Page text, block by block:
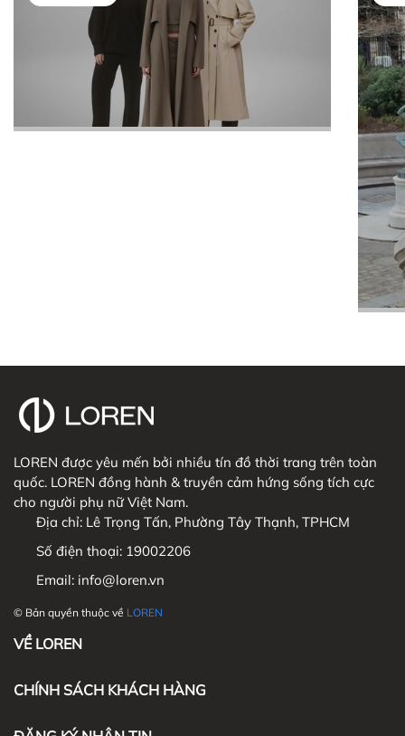
LOREN được yêu mến bởi nhiều tín đồ thời trang trên toàn
quốc. LOREN đồng hành & truyền cảm hứng sống tích cực
cho người phụ nữ Việt Nam.
Địa chỉ: Lê Trọng Tấn, Phường Tây Thạnh, TPHCM
Số điện thoại: 19002206
Email: info@loren.vn
© Bản quyền thuộc về LOREN
VỀ LOREN
CHÍNH SÁCH KHÁCH HÀNG